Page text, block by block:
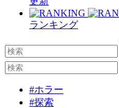
ランキング
#ホラー
#探索